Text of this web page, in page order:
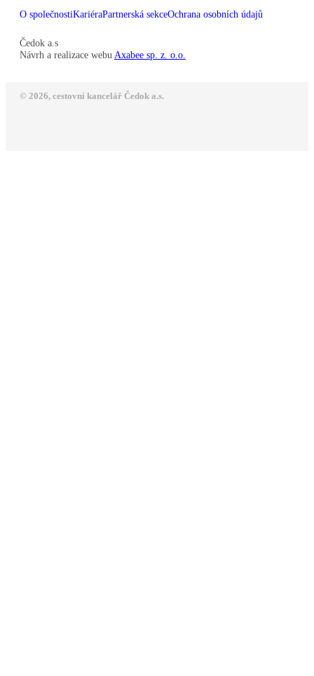
O společnostiKariéraPartnerská sekceOchrana osobních údajů
Čedok a.s
Návrh a realizace webu Axabee sp. z. o.o.
© 2026, cestovní kancelář Čedok a.s.